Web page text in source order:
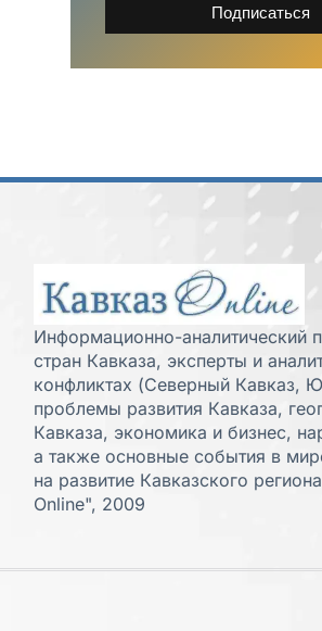
Подписаться
Информационно-аналитический
стран Кавказа, эксперты и
конфликтах (Северный Кавказ,
проблемы развития Кавказа,
Кавказа, экономика и бизнес,
а также основные события в
на развитие Кавказского
Online", 2009